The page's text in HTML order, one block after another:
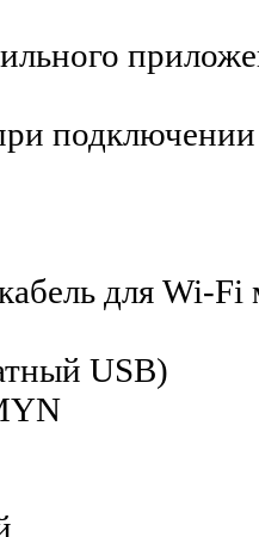
для Wi-Fi
USB)